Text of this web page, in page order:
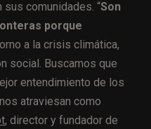
comunidades. “Son
porque
a la crisis climática,
social. Buscamos que
entendimiento de los
atraviesan como
, director y fundador de